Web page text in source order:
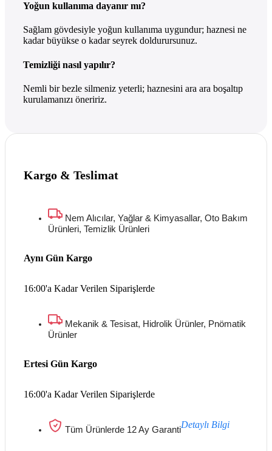
Yoğun kullanıma dayanır mı?
Sağlam gövdesiyle yoğun kullanıma uygundur; haznesi ne
kadar büyükse o kadar seyrek doldurursunuz.
Temizliği nasıl yapılır?
Nemli bir bezle silmeniz yeterli; haznesini ara ara boşaltıp
kurulamanızı öneririz.
Kargo & Teslimat
Nem Alıcılar, Yağlar & Kimyasallar, Oto Bakım
Ürünleri, Temizlik Ürünleri
16:00'a Kadar Verilen Siparişlerde
Aynı Gün Kargo
Mekanik & Tesisat, Hidrolik Ürünler, Pnömatik
Ürünler
16:00'a Kadar Verilen Siparişlerde
Ertesi Gün Kargo
Tüm Ürünlerde 12 Ay GarantiDetaylı Bilgi